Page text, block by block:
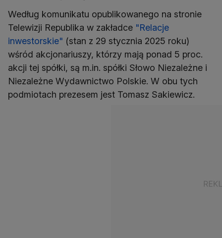
Według komunikatu opublikowanego na stronie
Telewizji Republika w zakładce "Relacje
inwestorskie" (stan z 29 stycznia 2025 roku)
wśród akcjonariuszy, którzy mają ponad 5 proc.
akcji tej spółki, są m.in. spółki Słowo Niezależne i
Niezależne Wydawnictwo Polskie. W obu tych
podmiotach prezesem jest Tomasz Sakiewicz.